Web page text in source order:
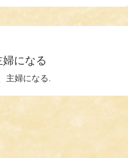
婦になる
主婦になる.